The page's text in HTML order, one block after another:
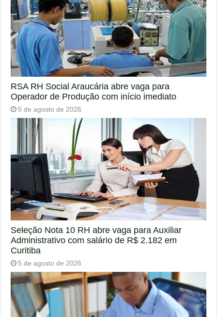
RSA RH Social Araucária abre vaga para
Operador de Produção com início imediato
5 de agosto de 2026
Seleção Nota 10 RH abre vaga para Auxiliar
Administrativo com salário de R$ 2.182 em
Curitiba
5 de agosto de 2026